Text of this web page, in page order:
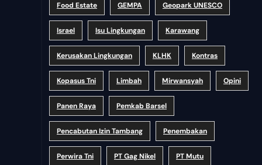
Food Estate GEMPA Geopark UNESCO
Israel Isu Lingkungan Karawang
Kerusakan Lingkungan KLHK Kontras
Kopasus Tni Limbah Mirwansyah Opini
Panen Raya Pemkab Barsel
Pencabutan Izin Tambang Penembakan
Perwira Tni PT Gag Nikel PT Mutu